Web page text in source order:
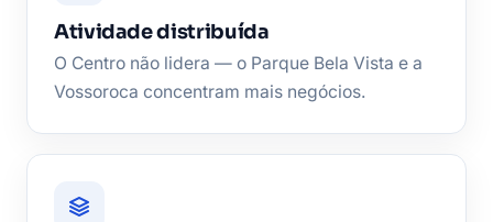
Atividade distribuída
O Centro não lidera — o Parque Bela Vista e a
Vossoroca concentram mais negócios.